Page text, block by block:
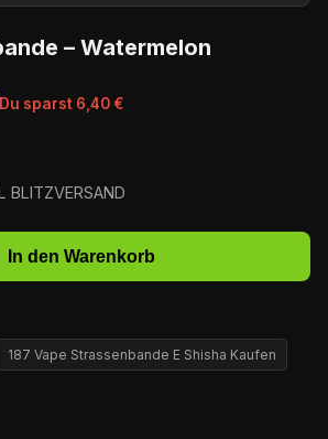
– Watermelon
Du sparst 6,40 €
BLITZVERSAND
In den Warenkorb
187 Vape Strassenbande E Shisha Kaufen